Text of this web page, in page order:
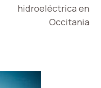
hidroeléctrica en
Occitania